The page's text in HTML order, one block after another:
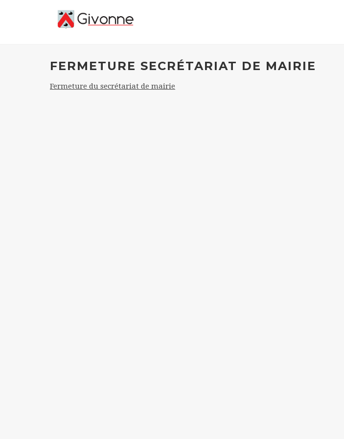
FERMETURE SECRÉTARIAT DE MAIRIE
Fermeture du secrétariat de mairie